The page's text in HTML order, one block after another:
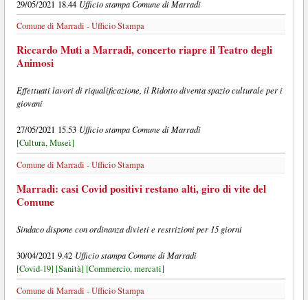
29/05/2021 18.44 Ufficio stampa Comune di Marradi
Comune di Marradi - Ufficio Stampa
Riccardo Muti a Marradi, concerto riapre il Teatro degli
Animosi
Effettuati lavori di riqualificazione, il Ridotto diventa spazio culturale per i
giovani
27/05/2021 15.53 Ufficio stampa Comune di Marradi
[Cultura, Musei]
Comune di Marradi - Ufficio Stampa
Marradi: casi Covid positivi restano alti, giro di vite del
Comune
Sindaco dispone con ordinanza divieti e restrizioni per 15 giorni
30/04/2021 9.42 Ufficio stampa Comune di Marradi
[Covid-19] [Sanità] [Commercio, mercati]
Comune di Marradi - Ufficio Stampa